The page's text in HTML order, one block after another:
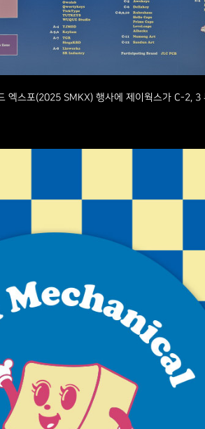
스포(2025 SMKX) 행사에 제이웍스가 C-2, 3